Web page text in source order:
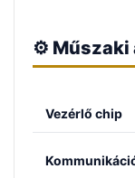
⚙️ Műszaki
Vezérlő chip